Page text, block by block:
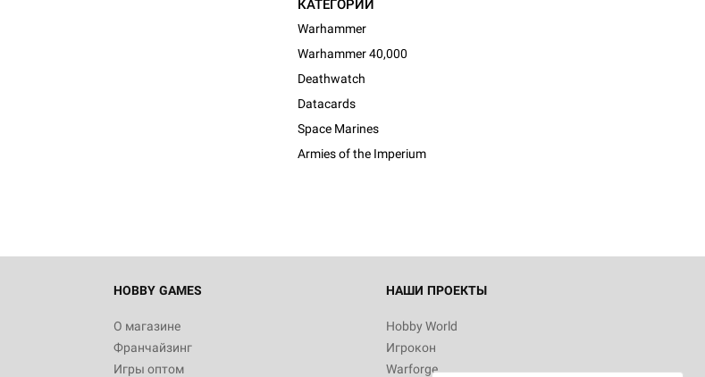
КАТЕГОРИИ
Warhammer
Warhammer 40,000
Deathwatch
Datacards
Space Marines
Armies of the Imperium
HOBBY GAMES
О магазине
Франчайзинг
Игры оптом
НАШИ ПРОЕКТЫ
Hobby World
Игрокон
Warforge
Настольная игра Hobby World Монстры
Белая смерть
12 990
Настольная игра Hobby World Берсерк.